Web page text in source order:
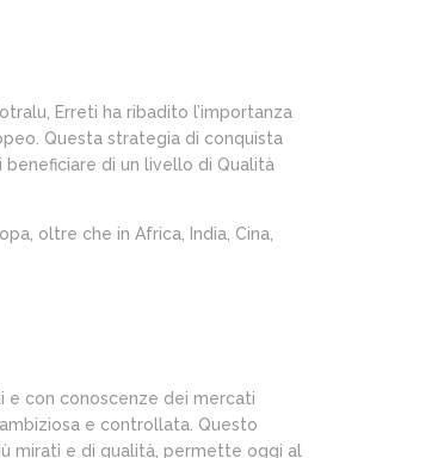
Erreti ha ribadito l’importanza
Questa strategia di conquista
di un livello di Qualità
oltre che in Africa, India, Cina,
e con conoscenze dei mercati
e controllata. Questo
mirati e di qualità, permette oggi al